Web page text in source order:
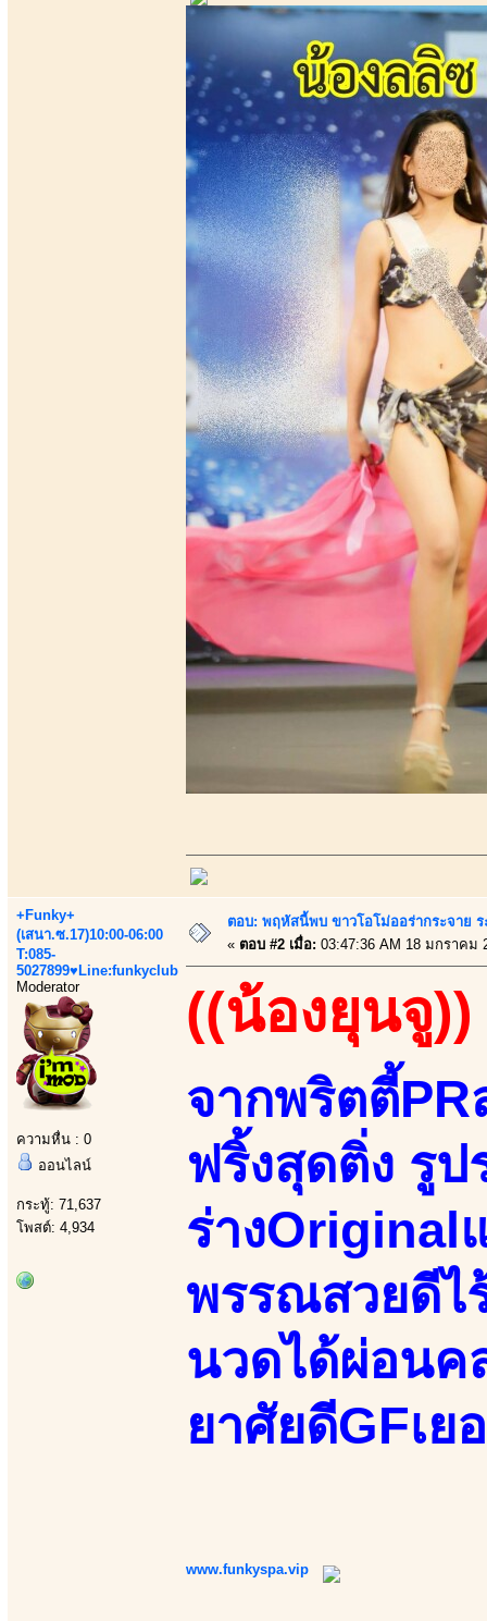
+Funky+
(เสนา.ซ.17)10:00-06:00
T:085-
5027899♥Line:funkyclub
Moderator
ความหื่น : 0
ออนไลน์
กระทู้: 71,637
โพสต์: 4,934
ตอบ: พฤหัสนี้พบ ขาวโอโม่ออร่ากระจาย
« ตอบ #2 เมื่อ: 03:47:36 AM 18 มกราคม
((น้องยุนจู))
จากพริตตี้PR
ฟริ้งสุดติ่ง รูป
ร่างOriginal
พรรณสวยดีไ
นวดได้ผ่อนค
ยาศัยดีGFเ
www.funkyspa.vip